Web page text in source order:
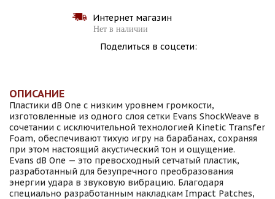
Интернет магазин
Нет в наличии
Поделиться в соцсети:
ОПИСАНИЕ
Пластики dB One с низким уровнем громкости,
изготовленные из одного слоя сетки Evans ShockWeave в
сочетании с исключительной технологией Kinetic Transfer
Foam, обеспечивают тихую игру на барабанах, сохраняя
при этом настоящий акустический тон и ощущение.
Evans dB One — это превосходный сетчатый пластик,
разработанный для безупречного преобразования
энергии удара в звуковую вибрацию. Благодаря
специально разработанным накладкам Impact Patches,